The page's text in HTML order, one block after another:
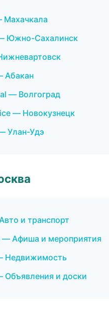
Махачкала
Южно-Сахалинск
Абакан
— Волгоград
— Новокузнецк
Улан-Удэ
и транспорт
— Афиша и мероприятия
Недвижимость
и доски